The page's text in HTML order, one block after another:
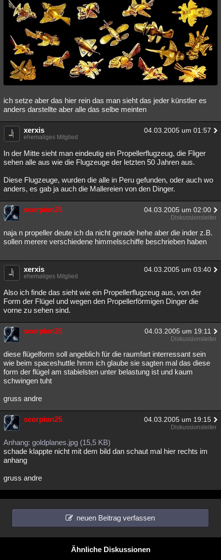
ich setze aber das hier rein das man sieht das jeder künstler es
anders darstellte aber alle das selbe meinten
xerxis 04.03.2005 um 01:57
ehemaliges Mitglied
In der Mitte sieht man eindeutig ein Propellerflugzeug, die Fliger
sehen alle aus wie die Flugzeuge der letzten 50 Jahren aus.
Diese Flugzeuge, wurden die alle in Peru gefunden, oder auch wo
anders, es gab ja auch die Mallereien von den Dinger.
scorpion25 04.03.2005 um 02:00
Diskussionsleiter
naja n propeller deute ich da nicht gerade hehe aber die inder z.B.
sollen merere verschiedene himmelsschiffe beschrieben haben
xerxis 04.03.2005 um 03:40
ehemaliges Mitglied
Also ich finde das sieht wie ein Propellerflugzeug aus, von der
Form der Flügel und wegen den Propellerförmigen Dinger die
vorne zu sehen sind.
scorpion25 04.03.2005 um 19:11
Diskussionsleiter
diese flügelform soll angeblich für die raumfart interressant sein
wie beim spaceshuttle hmm ich glaube sie sagten mal das diese
form der flügel am stabielsten unter belastung ist und kaum
schwingen tuht
gruss andre
scorpion25 04.03.2005 um 19:15
Diskussionsleiter
Anhang: goldplanes.jpg (15,5 KB)
schade klappte nicht mit dem bild dan schaut mal hier rechts im
anhang
gruss andre
neuen Beitrag verfassen
Ähnliche Diskussionen